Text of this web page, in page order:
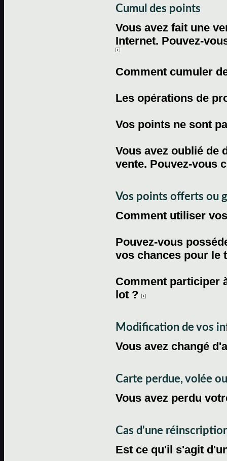
Cumul des points
Vous avez fait une
Internet. Pouvez-
Comment cumuler
Les opérations de
Vos points ne sont
Vous avez oublié de
vente. Pouvez-vous
Vos points offerts ou
Comment utiliser
Pouvez-vous
vos chances pour le
Comment participer
lot ?
Modification de vos
Vous avez changé
Carte perdue, volée
Vous avez perdu
Cas d'une
Est ce qu'il s'agit